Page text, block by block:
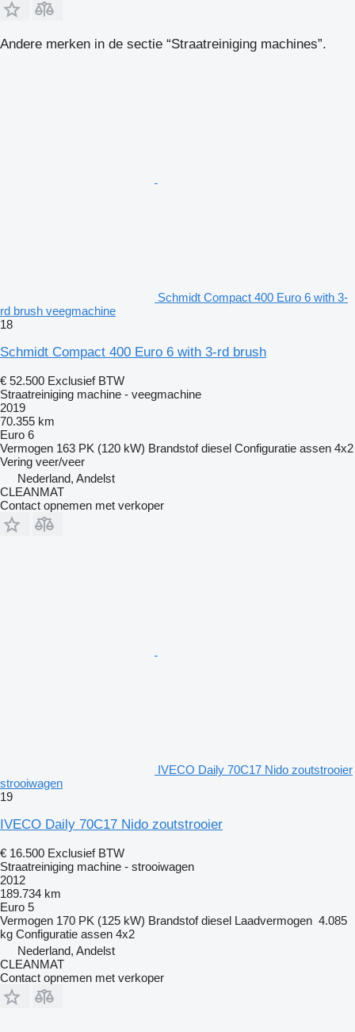
Andere merken in de sectie “Straatreiniging machines”.
Schmidt Compact 400 Euro 6 with 3-
rd brush veegmachine
18
Schmidt Compact 400 Euro 6 with 3-rd brush
€ 52.500 Exclusief BTW
Straatreiniging machine - veegmachine
2019
70.355 km
Euro 6
Vermogen 163 PK (120 kW) Brandstof diesel Configuratie assen 4x2
Vering veer/veer
Nederland, Andelst
CLEANMAT
Contact opnemen met verkoper
IVECO Daily 70C17 Nido zoutstrooier
strooiwagen
19
IVECO Daily 70C17 Nido zoutstrooier
€ 16.500 Exclusief BTW
Straatreiniging machine - strooiwagen
2012
189.734 km
Euro 5
Vermogen 170 PK (125 kW) Brandstof diesel Laadvermogen 4.085
kg Configuratie assen 4x2
Nederland, Andelst
CLEANMAT
Contact opnemen met verkoper